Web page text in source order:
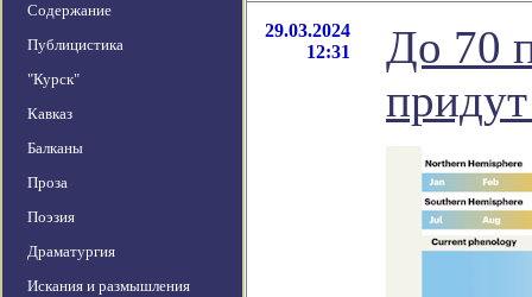
Содержание
Публицистика
"Курск"
Кавказ
Балканы
Проза
Поэзия
Драматургия
Искания и размышления
29.03.2024
12:31
До 70